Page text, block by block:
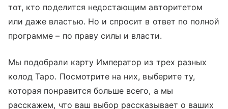
тот, кто поделится недостающим авторитетом
или даже властью. Но и спросит в ответ по полной
программе – по праву силы и власти.
Мы подобрали карту Император из трех разных
колод Таро. Посмотрите на них, выберите ту,
которая понравится больше всего, а мы
расскажем, что ваш выбор рассказывает о ваших